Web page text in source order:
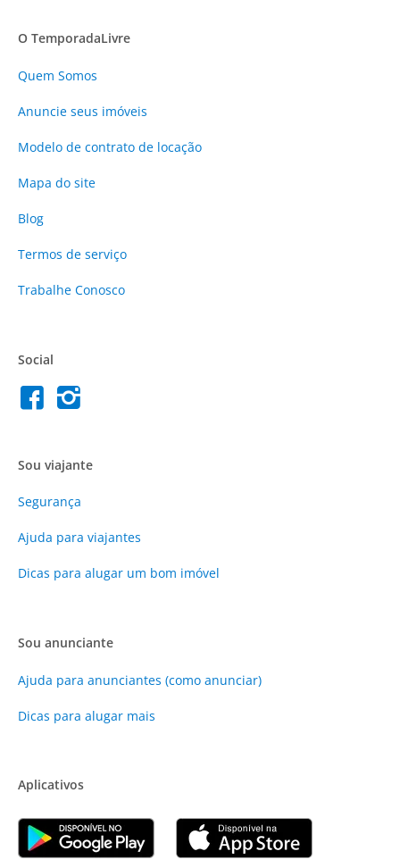
O TemporadaLivre
Quem Somos
Anuncie seus imóveis
Modelo de contrato de locação
Mapa do site
Blog
Termos de serviço
Trabalhe Conosco
Social
Sou viajante
Segurança
Ajuda para viajantes
Dicas para alugar um bom imóvel
Sou anunciante
Ajuda para anunciantes (como anunciar)
Dicas para alugar mais
Aplicativos